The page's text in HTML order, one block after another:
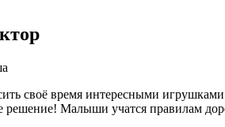
своё время интересными
Малыши учатся правилам